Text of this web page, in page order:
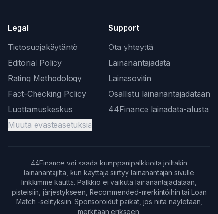
Legal
Tietosuojakäytäntö
Editorial Policy
Rating Methodology
Fact-Checking Policy
Luottamuskeskus
Muuta evästeasetuksia
Support
Ota yhteyttä
Lainanantajadata
Lainasovitin
Osallistu lainanantajadataan
44Finance lainadata-alusta
44Finance voi saada kumppanipalkkioita joiltakin
lainanantajilta, kun käyttäjä siirtyy lainanantajan sivulle
linkkimme kautta. Palkkio ei vaikuta lainanantajadataan,
pisteisiin, järjestykseen, Recommended-merkintöihin tai Loan
Match -selityksiin. Sponsoroidut paikat, jos niitä näytetään,
merkitään erikseen.